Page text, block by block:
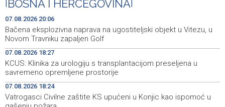
ponovo vratio u jamu 'Raspotočje'
19:03
Sarajevo Film Festival presents Kinoscope and
Kinoscope Surreal programs
19:00 Najave događaja za 8. 8. 2026. godine (subota)
18:58
Fire breaks out across more than 40 hectares in Grude,
firefighters and Air Tractors on the ground
18:55
Zelenski doputovao u Beograd, sutra sastanak s
BOSNA I HERCEGOVINA
07.08.2026 20:06
Bačena eksplozivna naprava na ugostiteljski objekt u Vitezu, u
Novom Travniku zapaljen Golf
07.08.2026 18:27
KCUS: Klinika za urologiju s transplantacijom preseljena u
savremeno opremljene prostorije
07.08.2026 18:24
Vatrogasci Civilne zaštite KS upućeni u Konjic kao ispomoć u